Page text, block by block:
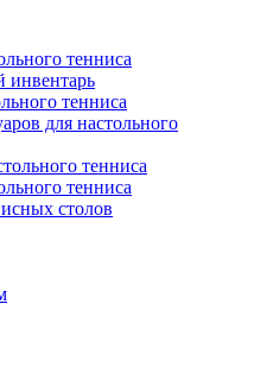
тенниса
инвентарь
тенниса
для настольного
тенниса
тенниса
столов